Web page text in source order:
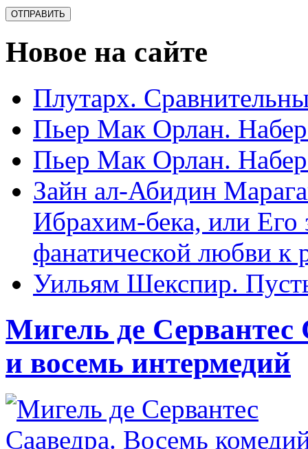
Новое на сайте
Плутарх.
Пьер Мак Орлан.
Пьер Мак Орлан.
Зайн ал-Абидин
Ибрахим-бека, или
фанатической любви к
Уильям Шекспир.
Мигель де Сервантес
и восемь интермедий